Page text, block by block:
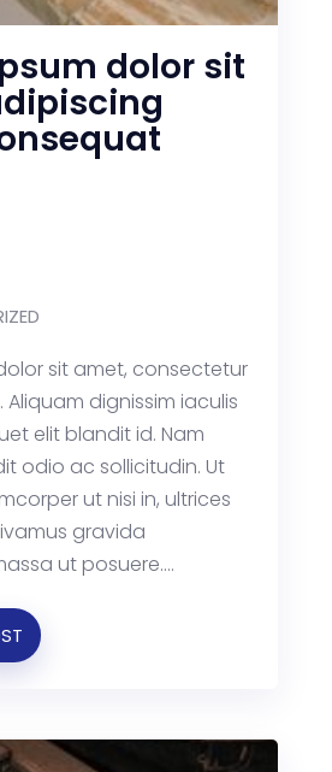
dolor sit
sit amet, consectetur
Aliquam dignissim iaculis
elit blandit id. Nam
odio ac sollicitudin. Ut
ut nisi in, ultrices
gravida
ut posuere....
LAYOUT PACK
Free Call